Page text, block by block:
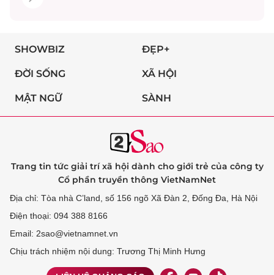
SHOWBIZ ĐẸP+
ĐỜI SỐNG XÃ HỘI
MẬT NGỮ SÀNH
Trang tin tức giải trí xã hội dành cho giới trẻ của công ty
Cổ phần truyền thông VietNamNet
Địa chỉ: Tòa nhà C’land, số 156 ngõ Xã Đàn 2, Đống Đa, Hà Nội
Điện thoại: 094 388 8166
Email: 2sao@vietnamnet.vn
Chịu trách nhiệm nội dung: Trương Thị Minh Hưng